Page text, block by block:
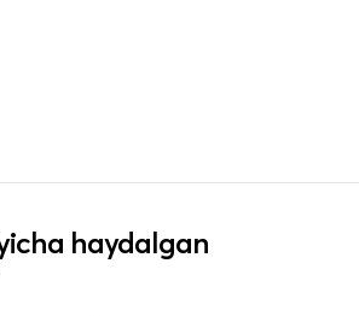
haydalgan